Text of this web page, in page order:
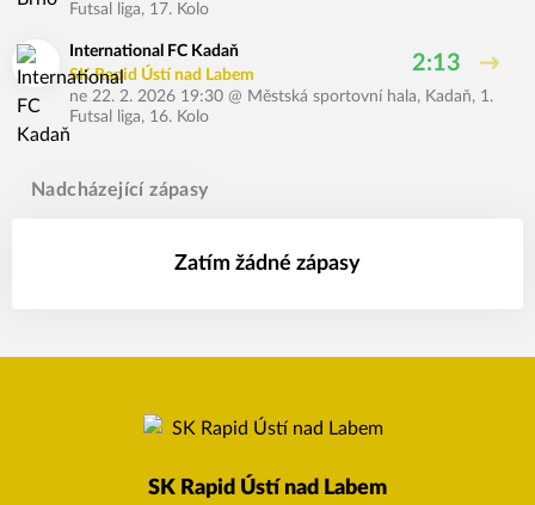
Futsal liga, 17. Kolo
International FC Kadaň
SK Rapid Ústí nad Labem
2:13
ne 22. 2. 2026 19:30 @ Městská sportovní hala, Kadaň, 1.
Futsal liga, 16. Kolo
Nadcházející zápasy
Zatím žádné zápasy
SK Rapid Ústí nad Labem